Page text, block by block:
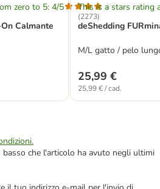
zero to 5: 4/5
Calmante
This is a stars rating
(2273)
deShedding
M/L gatto / pelo
25,99 €
25,99 € / cad.
basso che l'articolo ha avuto negli ultimi